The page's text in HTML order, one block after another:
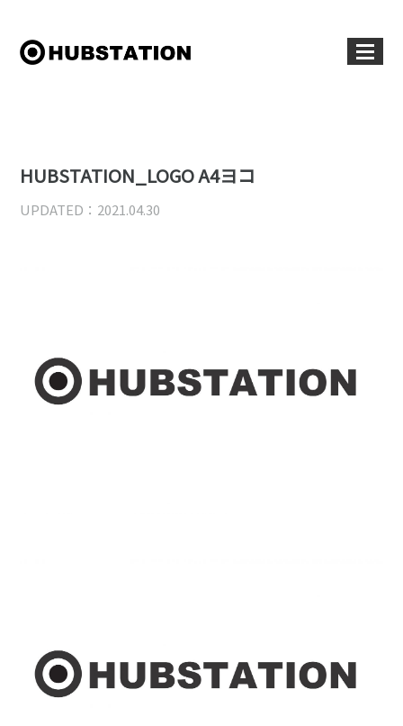
HUBSTATION_LOGO A4ヨコ
UPDATED：2021.04.30